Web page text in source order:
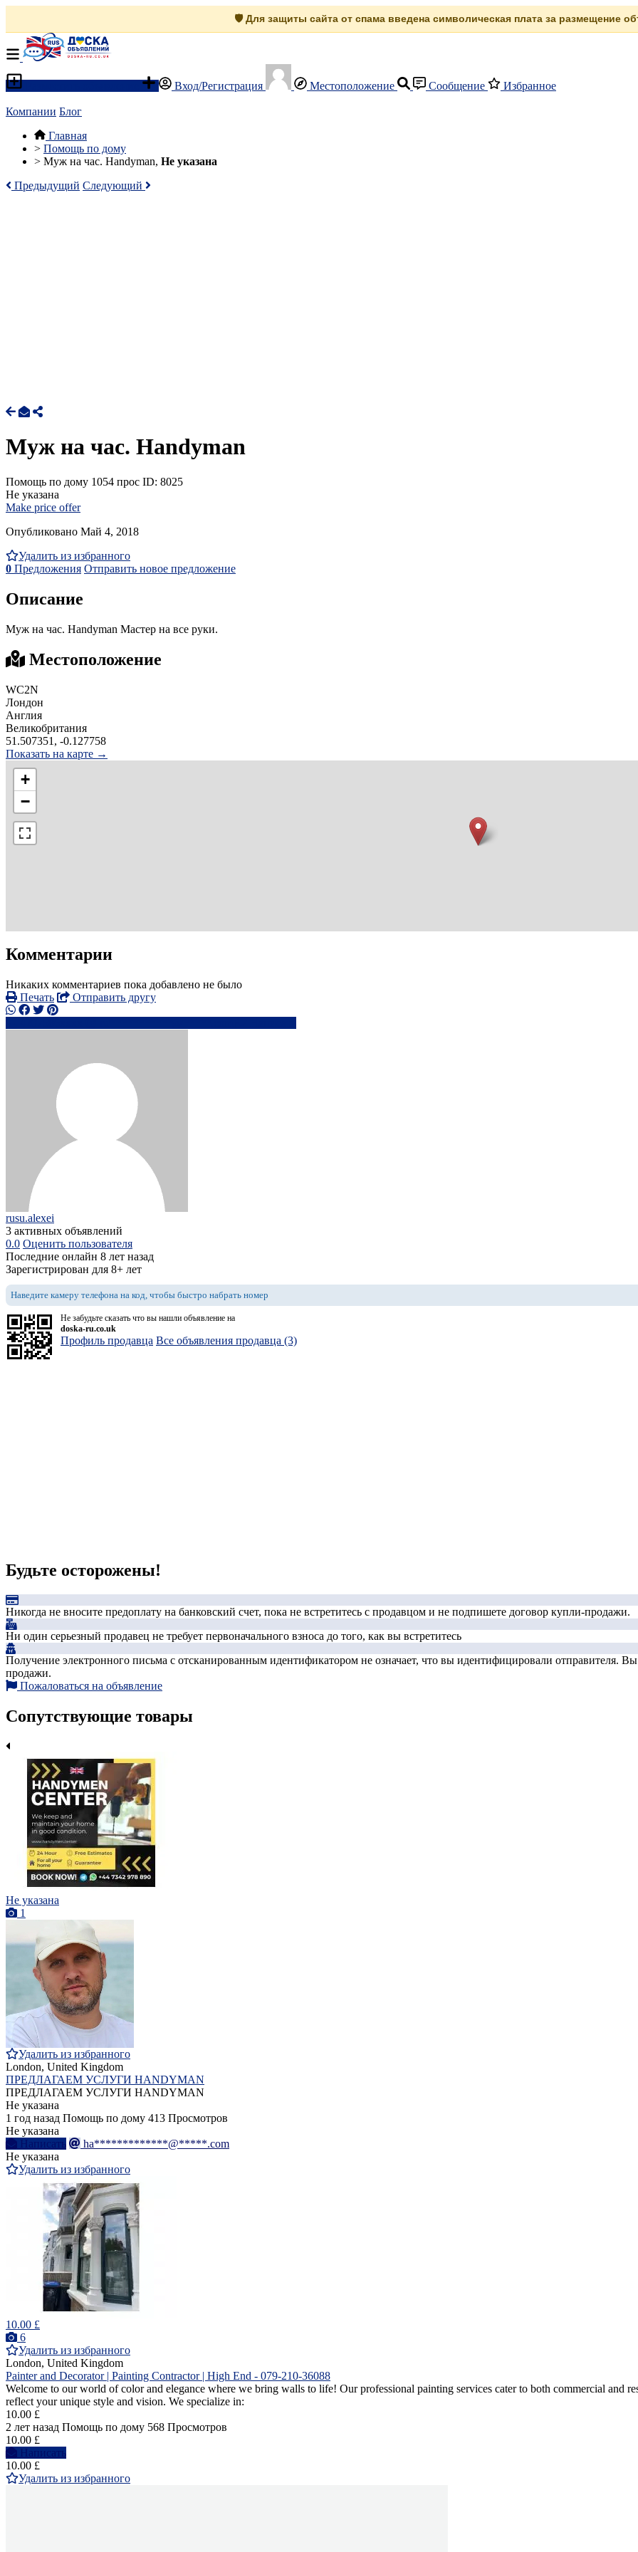
🛡️ Для защиты сайта от спама введена символическая плата за размещение
Вход/Регистрация Местоположение Сообщение Избранное
Компании Блог
Главная
> Помощь по дому
> Муж на час. Handyman, Не указана
Предыдущий Следующий
Муж на час. Handyman
Помощь по дому 1054 прос ID: 8025
Не указана
Make price offer
Опубликовано Май 4, 2018
Удалить из избранного
0 Предложения Отправить новое предложение
Описание
Муж на час. Handyman Мастер на все руки.
Местоположение
WC2N
Лондон
Англия
Великобритания
51.507351, -0.127758
Показать на карте →
+
−
Комментарии
Никаких комментариев пока добавлено не было
Печать
Отправить другу
rusu.alexei
3 активных объявлений
0.0 Оценить пользователя
Последние онлайн 8 лет назад
Зарегистрирован для 8+ лет
Наведите камеру телефона на код, чтобы быстро набрать номер
Не забудьте сказать что вы нашли объявление на
doska-ru.co.uk
Профиль продавца Все объявления продавца (3)
Будьте осторожены!
Никогда не вносите предоплату на банковский счет, пока не встретитесь с продавцом и не подпишете договор купли-продажи.
Ни один серьезный продавец не требует первоначального взноса до того, как вы встретитесь
Получение электронного письма с отсканированным идентификатором не означает, что вы идентифицировали отправителя. Вы
продажи.
Пожаловаться на объявление
Сопутствующие товары
Не указана
1
Удалить из избранного
London, United Kingdom
ПРЕДЛАГАЕМ УСЛУГИ HANDYMAN
ПРЕДЛАГАЕМ УСЛУГИ HANDYMAN
Не указана
1 год назад Помощь по дому 413 Просмотров
Не указана
Написать
ha*************@*****.com
Не указана
Удалить из избранного
10.00 £
6
Удалить из избранного
London, United Kingdom
Painter and Decorator | Painting Contractor | High End - 079-210-36088
Welcome to our world of color and elegance where we bring walls to life! Our professional painting services cater to both commercial and
reflect your unique style and vision. We specialize in:
10.00 £
2 лет назад Помощь по дому 568 Просмотров
10.00 £
Написать
10.00 £
Удалить из избранного